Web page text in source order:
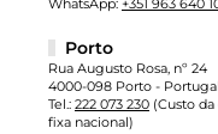
WhatsApp: +351 963 640
Porto
Rua Augusto Rosa, nº 24
4000-098 Porto - Portugal
Tel.: 222 073 230 (Custo
fixa nacional)